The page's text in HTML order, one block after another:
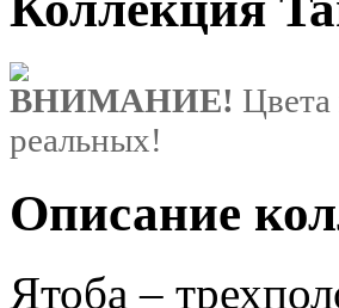
ВНИМАНИЕ!
реальных!
Описание
Ятоба –